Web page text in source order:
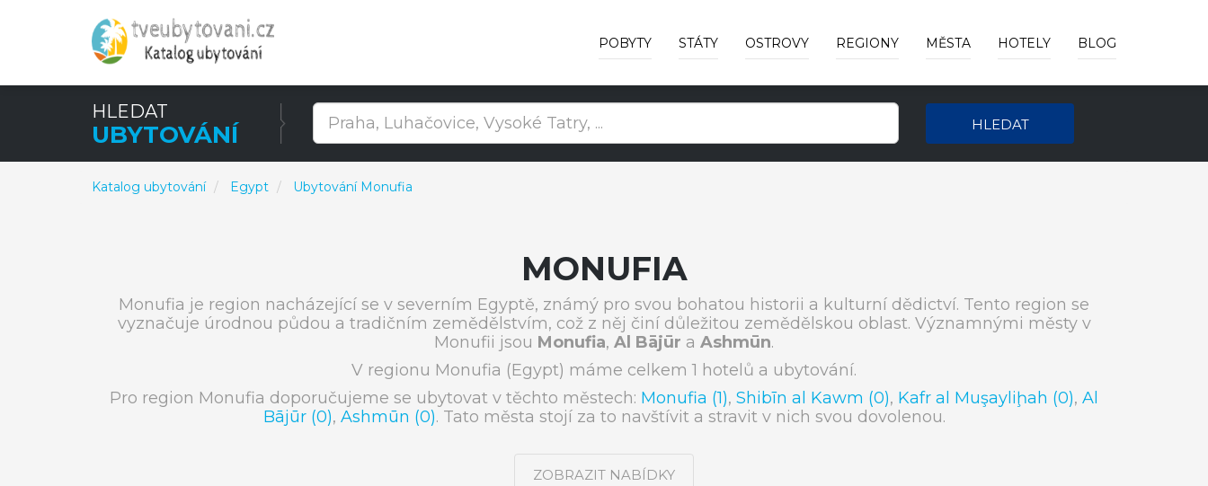
POBYTY STÁTY OSTROVY REGIONY MĚSTA HOTELY BLOG
HLEDAT
UBYTOVÁNÍ HLEDAT
Katalog ubytování Egypt Ubytování Monufia
MONUFIA
Monufia je region nacházející se v severním Egyptě, známý pro svou bohatou historii a kulturní dědictví. Tento region se
vyznačuje úrodnou půdou a tradičním zemědělstvím, což z něj činí důležitou zemědělskou oblast. Významnými městy v
Monufii jsou Monufia, Al Bājūr a Ashmūn.
V regionu Monufia (Egypt) máme celkem 1 hotelů a ubytování.
Pro region Monufia doporučujeme se ubytovat v těchto městech: Monufia (1), Shibīn al Kawm (0), Kafr al Muşayliḩah (0), Al
Bājūr (0), Ashmūn (0). Tato města stojí za to navštívit a stravit v nich svou dovolenou.
ZOBRAZIT NABÍDKY